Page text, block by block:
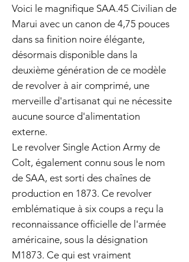
Voici le magnifique SAA.45 Civilian de
Marui avec un canon de 4,75 pouces
dans sa finition noire élégante,
désormais disponible dans la
deuxième génération de ce modèle
de revolver à air comprimé, une
merveille d'artisanat qui ne nécessite
aucune source d'alimentation
externe.
Le revolver Single Action Army de
Colt, également connu sous le nom
de SAA, est sorti des chaînes de
production en 1873. Ce revolver
emblématique à six coups a reçu la
reconnaissance officielle de l'armée
américaine, sous la désignation
M1873. Ce qui est vraiment